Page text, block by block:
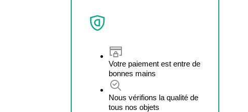
Votre paiement est entre de
bonnes mains
Nous vérifions la qualité de
tous nos objets